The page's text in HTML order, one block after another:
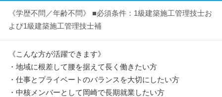
《学歴不問／年齢不問》 ■必須条件：1級建築施工管理技士お
よび1級建築施工管理技士補
《こんな方が活躍できます》
・地域に根差して腰を据えて長く働きたい方
・仕事とプライベートのバランスを大切にしたい方
・中核メンバーとして岡崎で長期就業したい方